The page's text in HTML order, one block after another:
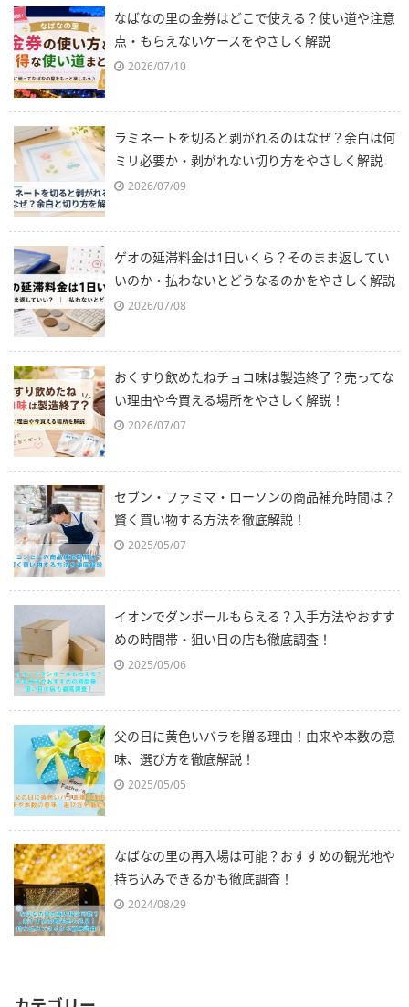
なばなの里の金券はどこで使える？使い道や注意
点・もらえないケースをやさしく解説
2026/07/10
ラミネートを切ると剥がれるのはなぜ？余白は何
ミリ必要か・剥がれない切り方をやさしく解説
2026/07/09
ゲオの延滞料金は1日いくら？そのまま返してい
いのか・払わないとどうなるのかをやさしく解説
2026/07/08
おくすり飲めたねチョコ味は製造終了？売ってな
い理由や今買える場所をやさしく解説！
2026/07/07
セブン・ファミマ・ローソンの商品補充時間は？
賢く買い物する方法を徹底解説！
2025/05/07
イオンでダンボールもらえる？入手方法やおすす
めの時間帯・狙い目の店も徹底調査！
2025/05/06
父の日に黄色いバラを贈る理由！由来や本数の意
味、選び方を徹底解説！
2025/05/05
なばなの里の再入場は可能？おすすめの観光地や
持ち込みできるかも徹底調査！
2024/08/29